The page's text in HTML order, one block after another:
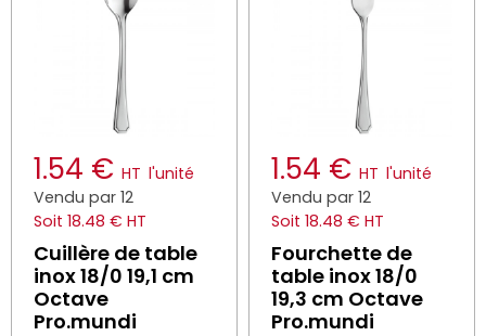
1.54 € HT l'unité
Vendu par 12
Soit 18.48 € HT
Cuillère de table
inox 18/0 19,1 cm
Octave
Pro.mundi
1.54 € HT l'unité
Vendu par 12
Soit 18.48 € HT
Fourchette de
table inox 18/0
19,3 cm Octave
Pro.mundi